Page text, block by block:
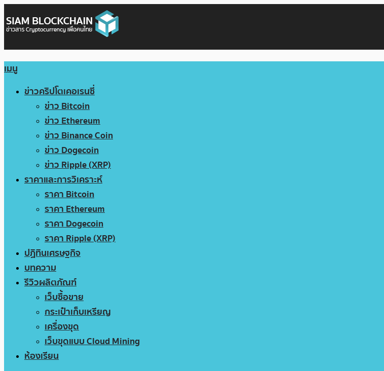
เมนู
ข่าวคริปโตเคอเรนซี่
ข่าว Bitcoin
ข่าว Ethereum
ข่าว Binance Coin
ข่าว Dogecoin
ข่าว Ripple (XRP)
ราคาและการวิเคราะห์
ราคา Bitcoin
ราคา Ethereum
ราคา Dogecoin
ราคา Ripple (XRP)
ปฏิทินเศรษฐกิจ
บทความ
รีวิวผลิตภัณฑ์
เว็บซื้อขาย
กระเป๋าเก็บเหรียญ
เครื่องขุด
เว็บขุดแบบ Cloud Mining
ห้องเรียน